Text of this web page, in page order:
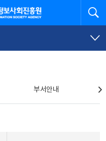
원
부서안내